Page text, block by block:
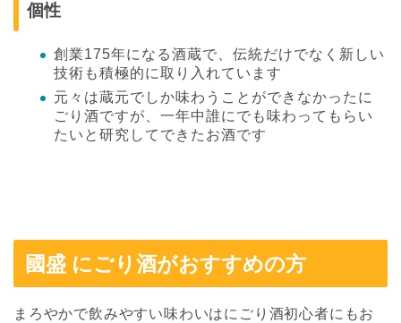
個性
創業175年になる酒蔵で、伝統だけでなく新しい
技術も積極的に取り入れています
元々は蔵元でしか味わうことができなかったに
ごり酒ですが、一年中誰にでも味わってもらい
たいと研究してできたお酒です
國盛 にごり酒がおすすめの方
まろやかで飲みやすい味わいはにごり酒初心者にもお